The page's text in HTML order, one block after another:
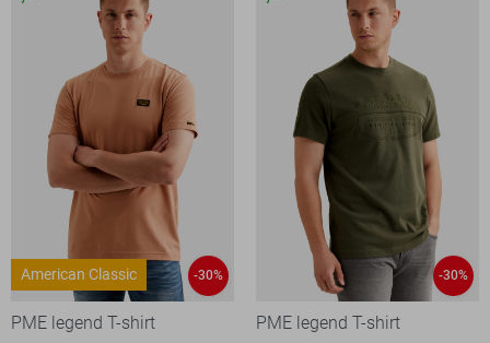
American Classic -30%
PME legend T-shirt
-30%
PME legend T-shirt